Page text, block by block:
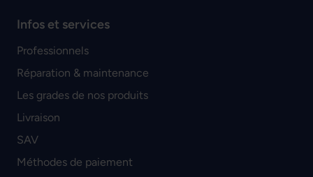
Infos et services
Professionnels
Réparation & maintenance
Les grades de nos produits
Livraison
SAV
Méthodes de paiement